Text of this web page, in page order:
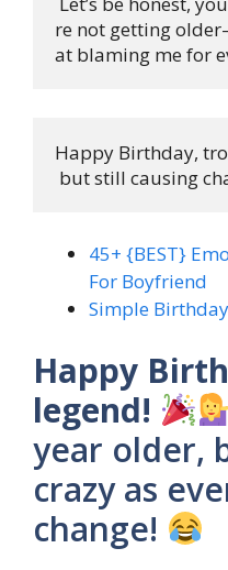
re not getting
at blaming me for
Happy Birthday,
but still causing
45+ {BEST}
For Boyfriend
Simple Birthday
Happy
legend!
year older,
crazy as
change!